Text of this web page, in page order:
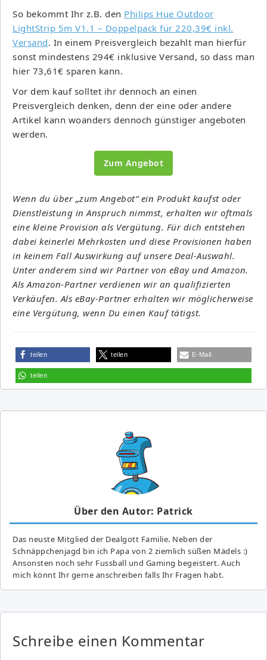
So bekommt Ihr z.B. den Philips Hue Outdoor
LightStrip 5m V1.1 – Doppelpack für 220,39€ inkl.
Versand. In einem Preisvergleich bezahlt man hierfür
sonst mindestens 294€ inklusive Versand, so dass man
hier 73,61€ sparen kann.
Vor dem kauf solltet ihr dennoch an einen
Preisvergleich denken, denn der eine oder andere
Artikel kann woanders dennoch günstiger angeboten
werden.
Zum Angebot
Wenn du über „zum Angebot“ ein Produkt kaufst oder
Dienstleistung in Anspruch nimmst, erhalten wir oftmals
eine kleine Provision als Vergütung. Für dich entstehen
dabei keinerlei Mehrkosten und diese Provisionen haben
in keinem Fall Auswirkung auf unsere Deal-Auswahl.
Unter anderem sind wir Partner von eBay und Amazon.
Als Amazon-Partner verdienen wir an qualifizierten
Verkäufen. Als eBay-Partner erhalten wir möglicherweise
eine Vergütung, wenn Du einen Kauf tätigst.
teilen teilen E-Mail
teilen
Über den Autor: Patrick
Das neuste Mitglied der Dealgott Familie. Neben der
Schnäppchenjagd bin ich Papa von 2 ziemlich süßen Mädels :)
Ansonsten noch sehr Fussball und Gaming begeistert. Auch
mich könnt Ihr gerne anschreiben falls Ihr Fragen habt.
Schreibe einen Kommentar